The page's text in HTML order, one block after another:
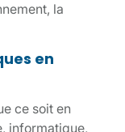
la
en
ce soit en
informatique,